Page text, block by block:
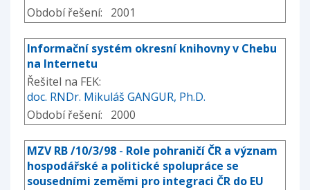
Období řešení: 2001
Informační systém okresní knihovny v Chebu
na Internetu
Řešitel na FEK:
doc. RNDr. Mikuláš GANGUR, Ph.D.
Období řešení: 2000
MZV RB /10/3/98 - Role pohraničí ČR a význam
hospodářské a politické spolupráce se
sousedními zeměmi pro integraci ČR do EU